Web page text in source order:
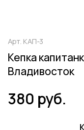
Арт. КАП-3
Кепка
Владивосток
380 руб.